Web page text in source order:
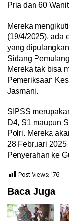
Pria dan 60
Mereka
(19/4/2025), ada
yang
Sidang
Mereka tak bisa
Pemeriksaan
Jasmani.
SIPSS
D4, S1 maupun
Polri. Mereka
28 Februari
Penyerahan ke
Post Views: 176
Baca Juga